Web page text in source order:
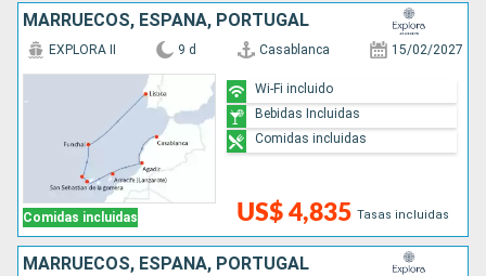
MARRUECOS, ESPAÑA, PORTUGAL
Comidas incluidas
EXPLORA II 9 d Casablanca 15/02/2027
US$ 4,835 Tasas incluidas
Wi-Fi incluido
Bebidas Incluidas
Comidas incluidas
MARRUECOS, ESPAÑA, PORTUGAL